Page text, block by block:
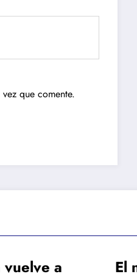
que comente.
El nuevo perfil